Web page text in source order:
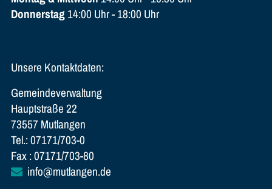
Donnerstag14:00 Uhr - 18:00 Uhr
Unsere Kontaktdaten:
Gemeindeverwaltung
Hauptstraße 22
73557 Mutlangen
Tel.: 07171/703-0
Fax : 07171/703-80
info@mutlangen.de